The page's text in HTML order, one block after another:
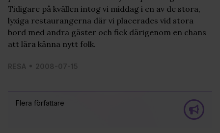
Flera författare
Tidigare på kvällen intog vi middag i en av de stora,
lyxiga restaurangerna där vi placerades vid stora
bord med andra gäster och fick därigenom en chans
att lära känna nytt folk.
RESA 2008-07-15